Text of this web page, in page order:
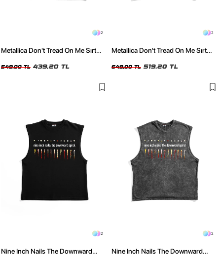
2
Metallica Don't Tread On Me Sırt
549,00 TL 439,20 TL
2
Metallica Don't Tread On Me Sırt
649,00 TL 519,20 TL
2
Nine Inch Nails The Downward
2
Nine Inch Nails The Downward